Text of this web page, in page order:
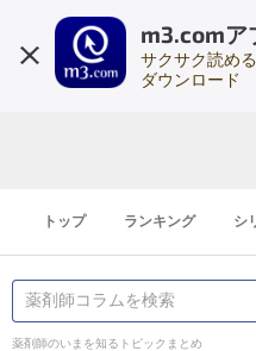
m3.comア
サクサク読め
ダウンロード
トップ ランキング シ
薬剤師のいまを知るトピックまとめ